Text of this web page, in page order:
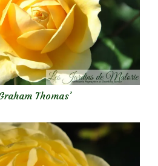
Thomas’